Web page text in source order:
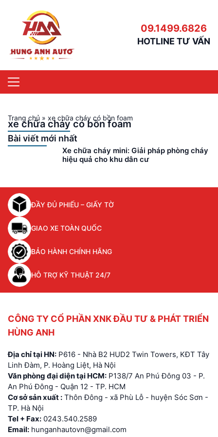
09.1499.6826
HOTLINE TƯ VẤN
Trang chủ » xe chữa cháy có bồn foam
xe chữa cháy có bồn foam
Bài viết mới nhất
Xe chữa cháy mini: Giải pháp phòng cháy
hiệu quả cho khu dân cư
ĐẦY ĐỦ PHIẾU – GIẤY TỜ
GIAO XE TOÀN QUỐC
BẢO HÀNH CHÍNH HÃNG
HỖ TRỢ KỸ THUẬT 24/7
CÔNG TY CỔ PHẦN XNK ĐẦU TƯ & PHÁT TRIỂN
HÙNG ANH
Địa chỉ tại HN: P616 - Nhà B2 HUD2 Twin Towers, KĐT Tây
Linh Đàm, P. Hoàng Liệt, Hà Nội
Văn phòng đại diện tại HCM: P138/7 An Phú Đông 03 - P.
An Phú Đông - Quận 12 - TP. HCM
Cơ sở sản xuất : Thôn Đông - xã Phù Lỗ - huyện Sóc Sơn -
TP. Hà Nội
Tel + Fax: 0243.540.2589
Email: hunganhautovn@gmail.com